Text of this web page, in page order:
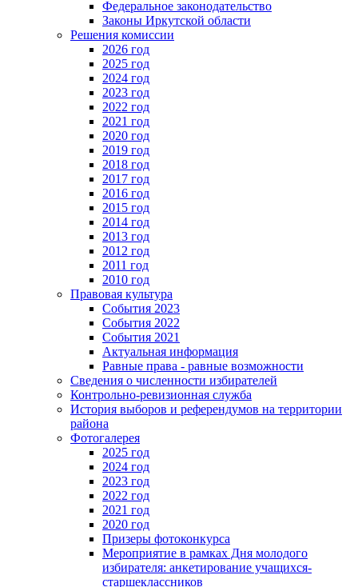
Федеральное законодательство
Законы Иркутской области
Решения комиссии
2026 год
2025 год
2024 год
2023 год
2022 год
2021 год
2020 год
2019 год
2018 год
2017 год
2016 год
2015 год
2014 год
2013 год
2012 год
2011 год
2010 год
Правовая культура
События 2023
События 2022
События 2021
Актуальная информация
Равные права - равные возможности
Сведения о численности избирателей
Контрольно-ревизионная служба
История выборов и референдумов на территории
района
Фотогалерея
2025 год
2024 год
2023 год
2022 год
2021 год
2020 год
Призеры фотоконкурса
Мероприятие в рамках Дня молодого
избирателя: анкетирование учащихся-
старшеклассников